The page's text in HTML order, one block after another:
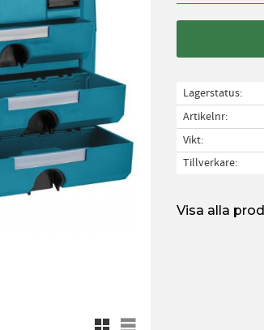
Rutnätsvy
Listvy
Lagerstatus
Artikelnr
Vikt
Tillverkare
Visa alla